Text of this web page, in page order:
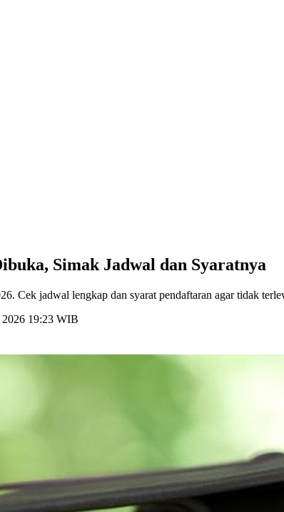
Simak Jadwal dan Syaratnya
Cek jadwal lengkap dan syarat pendaftaran agar tidak
19:23 WIB